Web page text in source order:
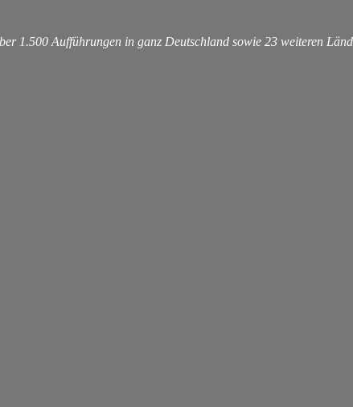
1.500 Aufführungen in ganz Deutschland sowie 23 weiteren